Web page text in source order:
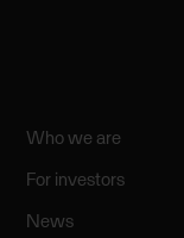
Who we are
For investors
News